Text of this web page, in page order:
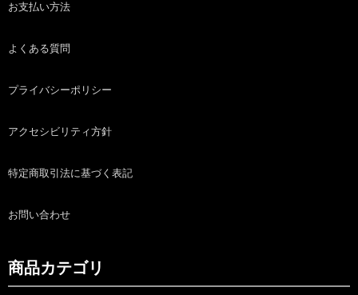
お支払い方法
よくある質問
プライバシーポリシー
アクセシビリティ方針
特定商取引法に基づく表記
お問い合わせ
商品カテゴリ